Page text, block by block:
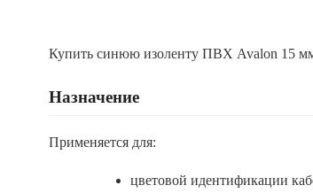
Купить синюю изоленту ПВХ Avalon 15 мм
Назначение
Применяется для:
цветовой идентификации